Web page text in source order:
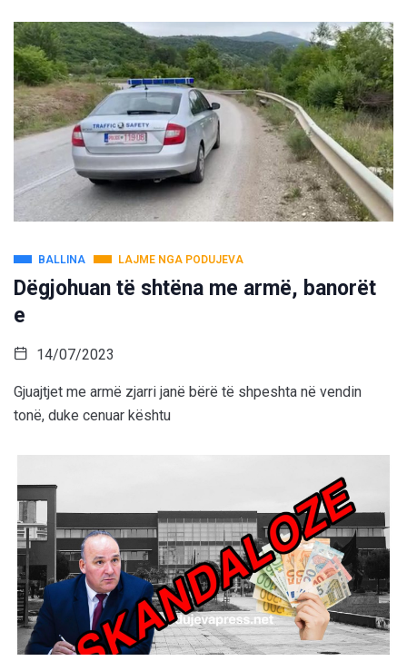
BALLINA LAJME NGA PODUJEVA
Dëgjohuan të shtëna me armë, banorët
e
14/07/2023
Gjuajtjet me armë zjarri janë bërë të shpeshta në vendin
tonë, duke cenuar kështu